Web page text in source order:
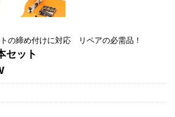
の締め付けに対応 リペアの必需品！
セット